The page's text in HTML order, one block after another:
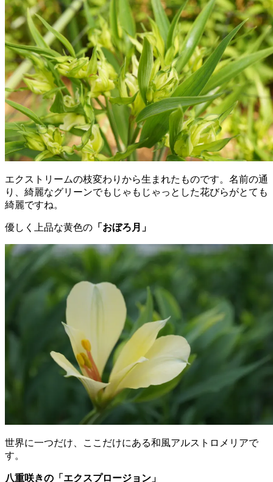
エクストリームの枝変わりから生まれたものです。名前の通
り、綺麗なグリーンでもじゃもじゃっとした花びらがとても
綺麗ですね。
優しく上品な黄色の 「おぼろ月」
世界に一つだけ、ここだけにある和風アルストロメリアで
す。
八重咲きの「エクスプロージョン」